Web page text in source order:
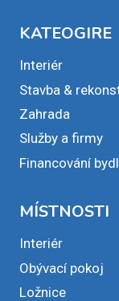
KATEOGIRE
Interiér
Stavba &
Zahrada
Služby a firmy
Financování
MÍSTNOSTI
Interiér
Obývací pokoj
Ložnice